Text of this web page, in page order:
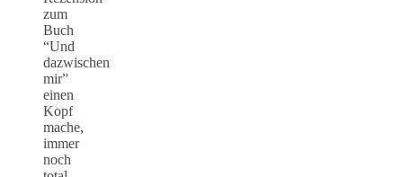
zum
Buch
“Und
dazwischen
mir”
einen
Kopf
mache,
immer
noch